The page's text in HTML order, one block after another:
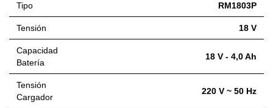
Tipo RM1803P
Tensión 18 V
Capacidad
Batería
18 V - 4,0 Ah
Tensión
Cargador
220 V ~ 50 Hz